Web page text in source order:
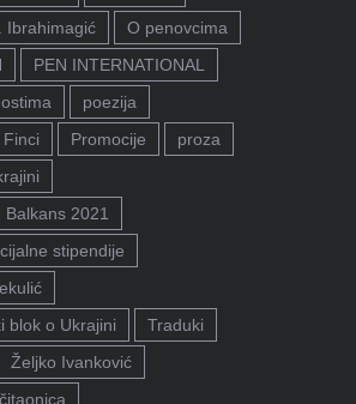
Ibrahimagić
O penovcima
PEN INTERNATIONAL
poezija
Promocije
proza
Balkans 2021
stipendije
blok o Ukrajini
Traduki
Željko Ivanković